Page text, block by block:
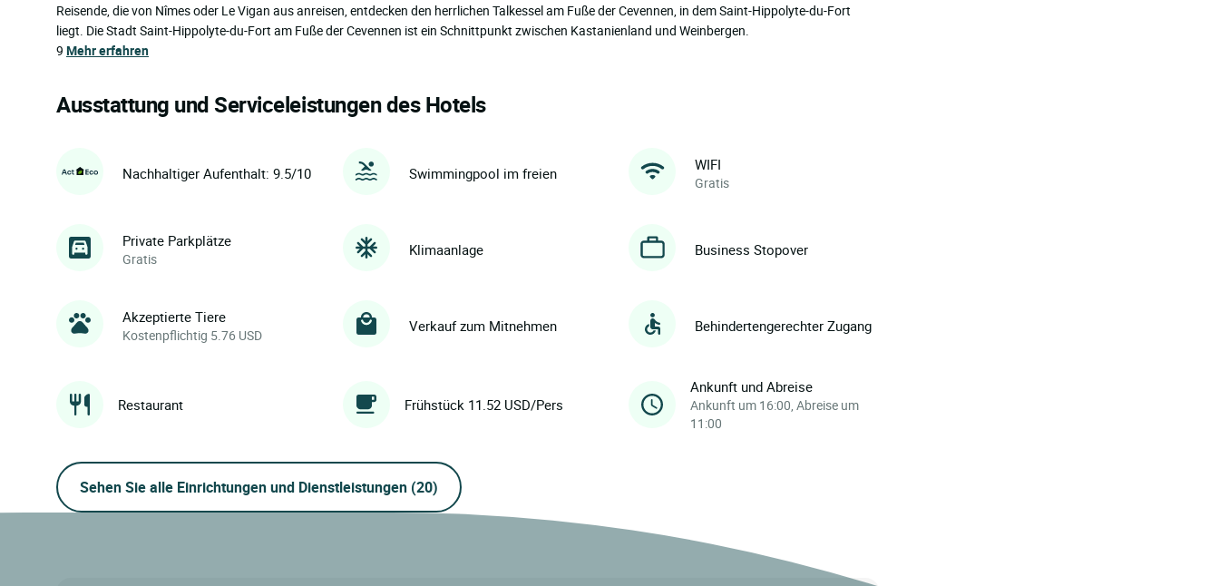
Reisende, die von Nîmes oder Le Vigan aus anreisen, entdecken den herrlichen Talkessel am Fuße der Cevennen, in dem Saint-Hippolyte-du-Fort
liegt. Die Stadt Saint-Hippolyte-du-Fort am Fuße der Cevennen ist ein Schnittpunkt zwischen Kastanienland und Weinbergen.
9 Mehr erfahren
Ausstattung und Serviceleistungen des Hotels
Nachhaltiger Aufenthalt: 9.5/10 Swimmingpool im freien WIFI
Gratis
Private Parkplätze
Gratis
Klimaanlage Business Stopover
Akzeptierte Tiere
Kostenpflichtig 5.76 USD
Verkauf zum Mitnehmen Behindertengerechter Zugang
Restaurant Frühstück 11.52 USD/Pers
Ankunft und Abreise
Ankunft um 16:00, Abreise um
11:00
Sehen Sie alle Einrichtungen und Dienstleistungen (20)